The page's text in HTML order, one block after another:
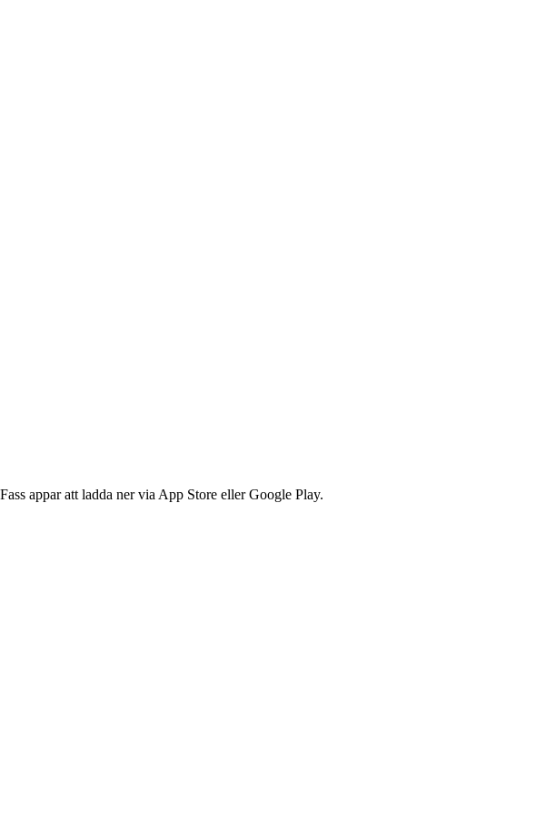
appar att ladda ner via App Store eller Google Play.